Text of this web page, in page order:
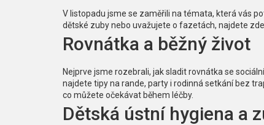
V listopadu jsme se zaměřili na témata, která vás
dětské zuby nebo uvažujete o fazetách, najdete
Rovnátka a běžný život
Nejprve jsme rozebrali, jak sladit rovnátka se
najdete tipy na rande, party i rodinná setkání bez
co můžete očekávat během léčby.
Dětská ústní hygiena a